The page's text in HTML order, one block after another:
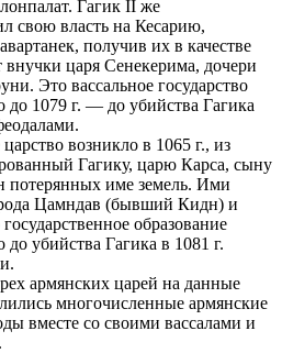
Гагик II же
свою власть на Кесарию,
получив их в качестве
внучки царя Сенекерима, дочери
Это вассальное государство
до 1079 г. — до убийства Гагика
возникло в 1065 г., из
Гагику, царю Карса, сыну
потерянных име земель. Ими
Цамндав (бывший Кидн) и
образование
до убийства Гагика в 1081 г.
армянских царей на данные
многочисленные армянские
вместе со своими вассалами и